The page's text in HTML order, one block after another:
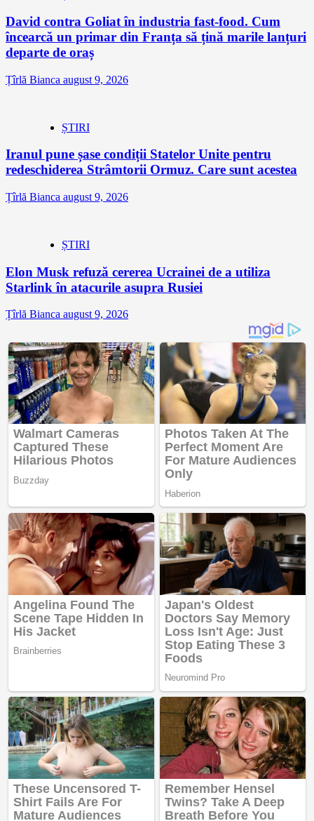
David contra Goliat în industria fast-food. Cum
încearcă un primar din Franța să țină marile lanțuri
departe de oraș
Țîrlă Bianca august 9, 2026
ȘTIRI
Iranul pune șase condiții Statelor Unite pentru
redeschiderea Strâmtorii Ormuz. Care sunt acestea
Țîrlă Bianca august 9, 2026
ȘTIRI
Elon Musk refuză cererea Ucrainei de a utiliza
Starlink în atacurile asupra Rusiei
Țîrlă Bianca august 9, 2026